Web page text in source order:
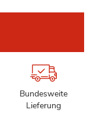
Bundesweite
Lieferung